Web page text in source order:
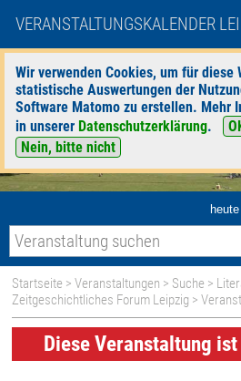
VERANSTALTUNGSKALENDER
Wir verwenden Cookies, um für diese
statistische Auswertungen der
Software Matomo zu erstellen. Mehr
in unserer Datenschutzerklärung.
Nein, bitte nicht
heute
Startseite >Veranstaltungen > Suche >
Zeitgeschichtliches Forum Leipzig >
Diese Veranstaltung